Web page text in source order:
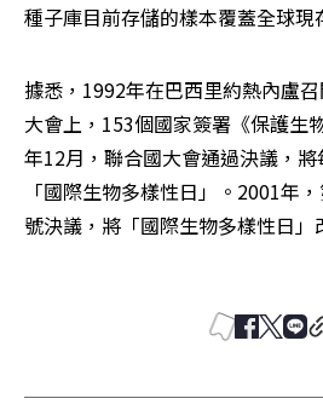
種子庫目前存儲的樣本覆蓋全球現
據悉，1992年在巴西里約熱內盧
大會上，153個國家簽署《保護生
年12月，聯合國大會通過決議，
「國際生物多樣性日」。2001年
號決議，將「國際生物多樣性日」